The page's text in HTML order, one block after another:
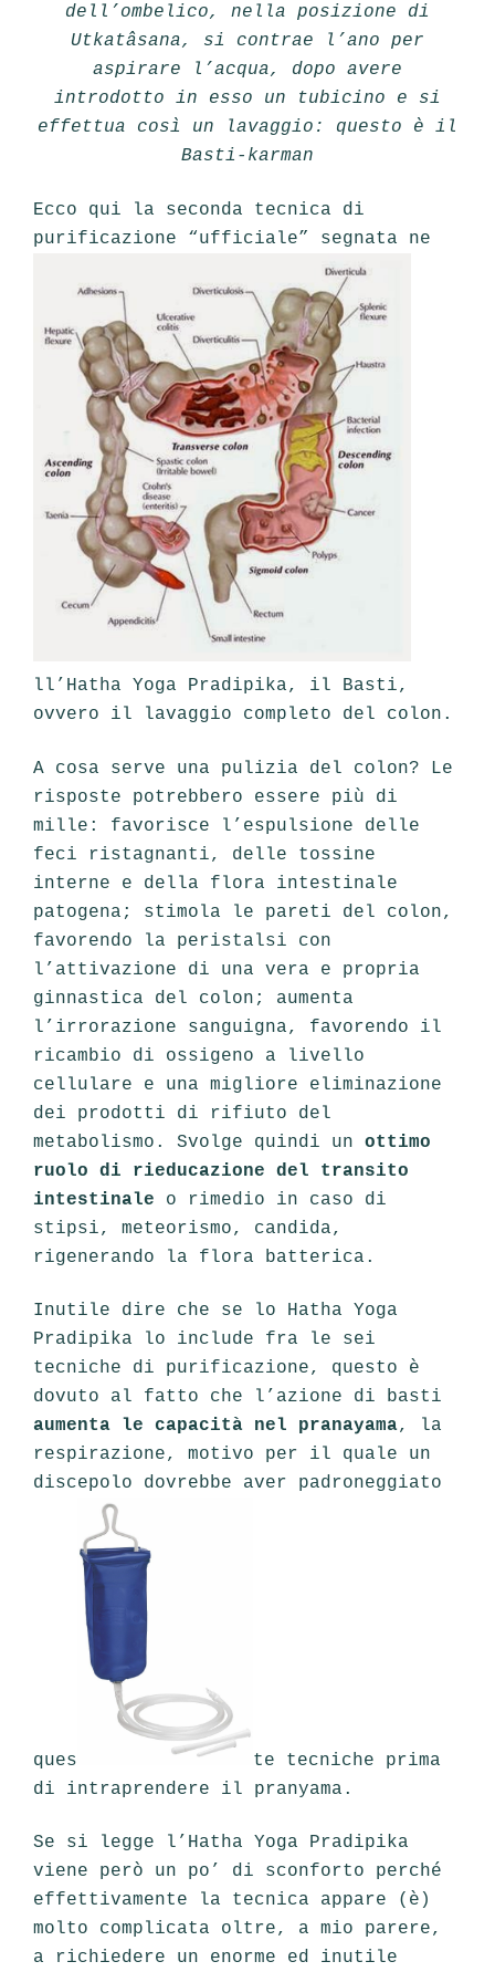
dell’ombelico, nella posizione di
Utkatâsana, si contrae l’ano per
aspirare l’acqua, dopo avere
introdotto in esso un tubicino e si
effettua così un lavaggio: questo è il
Basti-karman
Ecco qui la seconda tecnica di
purificazione “ufficiale” segnata ne
ll’Hatha Yoga Pradipika, il Basti,
ovvero il lavaggio completo del colon.
A cosa serve una pulizia del colon? Le
risposte potrebbero essere più di
mille: favorisce l’espulsione delle
feci ristagnanti, delle tossine
interne e della flora intestinale
patogena; stimola le pareti del colon,
favorendo la peristalsi con
l’attivazione di una vera e propria
ginnastica del colon; aumenta
l’irrorazione sanguigna, favorendo il
ricambio di ossigeno a livello
cellulare e una migliore eliminazione
dei prodotti di rifiuto del
metabolismo. Svolge quindi un ottimo
ruolo di rieducazione del transito
intestinale o rimedio in caso di
stipsi, meteorismo, candida,
rigenerando la flora batterica.
Inutile dire che se lo Hatha Yoga
Pradipika lo include fra le sei
tecniche di purificazione, questo è
dovuto al fatto che l’azione di basti
aumenta le capacità nel pranayama, la
respirazione, motivo per il quale un
discepolo dovrebbe aver padroneggiato
ques
te tecniche prima
di intraprendere il pranyama.
Se si legge l’Hatha Yoga Pradipika
viene però un po’ di sconforto perché
effettivamente la tecnica appare (è)
molto complicata oltre, a mio parere,
a richiedere un enorme ed inutile